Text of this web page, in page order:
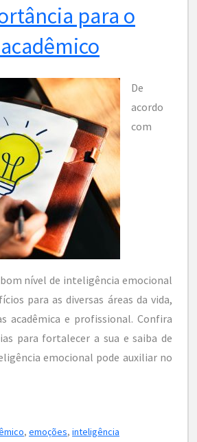
para o
De
acordo
com
nível de inteligência emocional
para as diversas áreas da vida,
acadêmica e profissional. Confira
para fortalecer a sua e saiba de
emocional pode auxiliar no
, emoções, inteligência